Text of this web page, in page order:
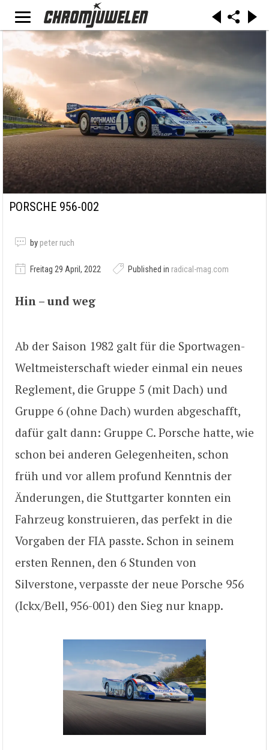
PORSCHE 956-002
by peter ruch
Freitag 29 April, 2022 Published in radical-mag.com
Hin – und weg
Ab der Saison 1982 galt für die Sportwagen-
Weltmeisterschaft wieder einmal ein neues
Reglement, die Gruppe 5 (mit Dach) und
Gruppe 6 (ohne Dach) wurden abgeschafft,
dafür galt dann: Gruppe C. Porsche hatte, wie
schon bei anderen Gelegenheiten, schon
früh und vor allem profund Kenntnis der
Änderungen, die Stuttgarter konnten ein
Fahrzeug konstruieren, das perfekt in die
Vorgaben der FIA passte. Schon in seinem
ersten Rennen, den 6 Stunden von
Silverstone, verpasste der neue Porsche 956
(Ickx/Bell, 956-001) den Sieg nur knapp.